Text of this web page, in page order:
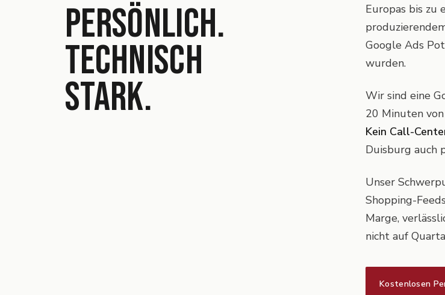
PERSÖNLICH.
TECHNISCH
STARK.
Europas bis
Google Ads
wurden.
Wir sind eine
20 Minuten
Kein Call-
Duisburg auch
Unser
Shopping-
Marge,
nicht auf
Kostenlosen